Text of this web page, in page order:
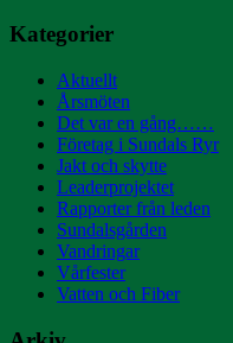
Kategorier
Aktuellt
Årsmöten
Det var en gång……
Företag i Sundals Ryr
Jakt och skytte
Leaderprojektet
Rapporter från leden
Sundalsgården
Vandringar
Vårfester
Vatten och Fiber